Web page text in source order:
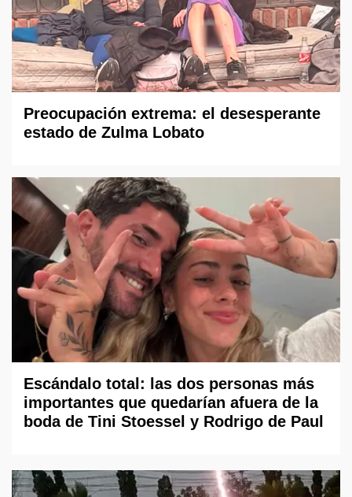
Preocupación extrema: el desesperante
estado de Zulma Lobato
Escándalo total: las dos personas más
importantes que quedarían afuera de la
boda de Tini Stoessel y Rodrigo de Paul